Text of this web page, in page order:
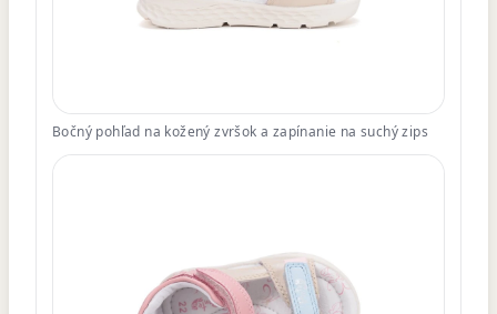
Bočný pohľad na kožený zvršok a zapínanie na suchý zips